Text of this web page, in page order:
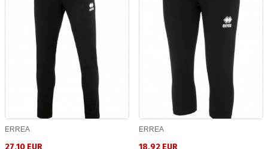
ERREA
27,10 EUR
ERREA
18,92 EUR